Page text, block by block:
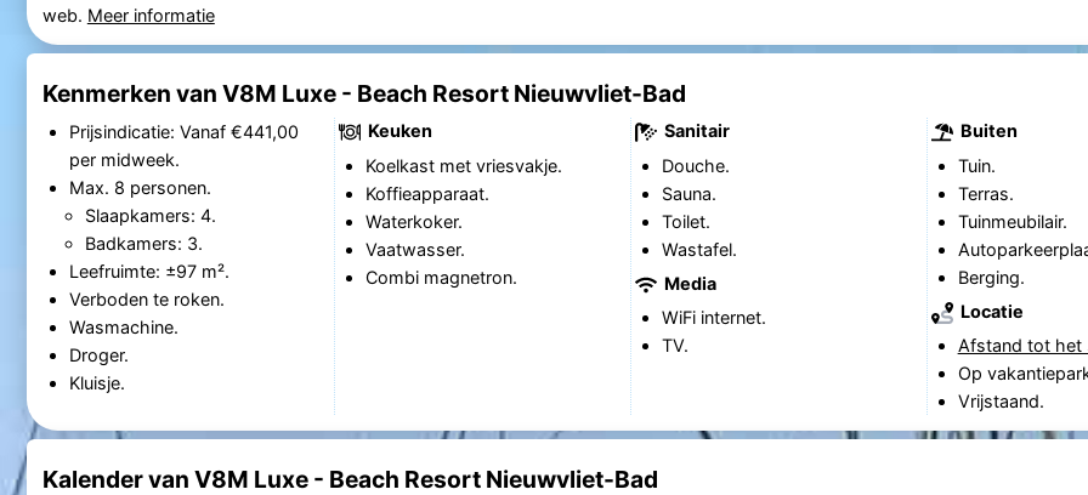
web. Meer informatie
Kenmerken van V8M Luxe - Beach Resort Nieuwvliet-Bad
Prijsindicatie: Vanaf €441,00
per midweek.
Max. 8 personen.
Slaapkamers: 4.
Badkamers: 3.
Leefruimte: ±97 m².
Verboden te roken.
Wasmachine.
Droger.
Kluisje.
Keuken
Koelkast met vriesvakje.
Koffieapparaat.
Waterkoker.
Vaatwasser.
Combi magnetron.
Sanitair
Douche.
Sauna.
Toilet.
Wastafel.
Media
WiFi internet.
TV.
Buiten
Tuin.
Terras.
Tuinmeubilair.
Berging.
Locatie
Afstand tot het
Op
Vrijstaand.
Kalender van V8M Luxe - Beach Resort Nieuwvliet-Bad